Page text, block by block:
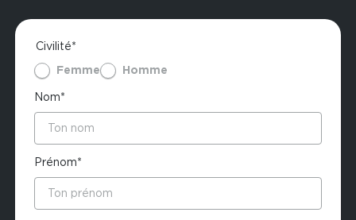
Civilité*
Femme
Homme
Nom*
Prénom*